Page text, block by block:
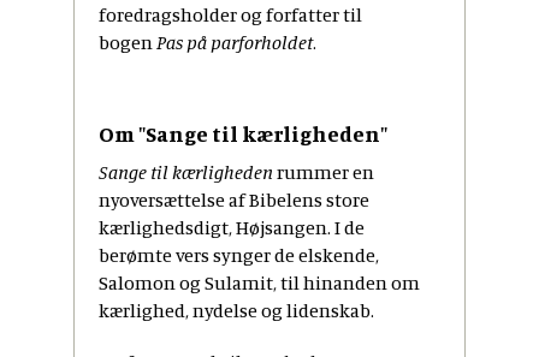
foredragsholder og forfatter til
bogen Pas på parforholdet.
Om "Sange til kærligheden"
Sange til kærligheden rummer en
nyoversættelse af Bibelens store
kærlighedsdigt, Højsangen. I de
berømte vers synger de elskende,
Salomon og Sulamit, til hinanden om
kærlighed, nydelse og lidenskab.